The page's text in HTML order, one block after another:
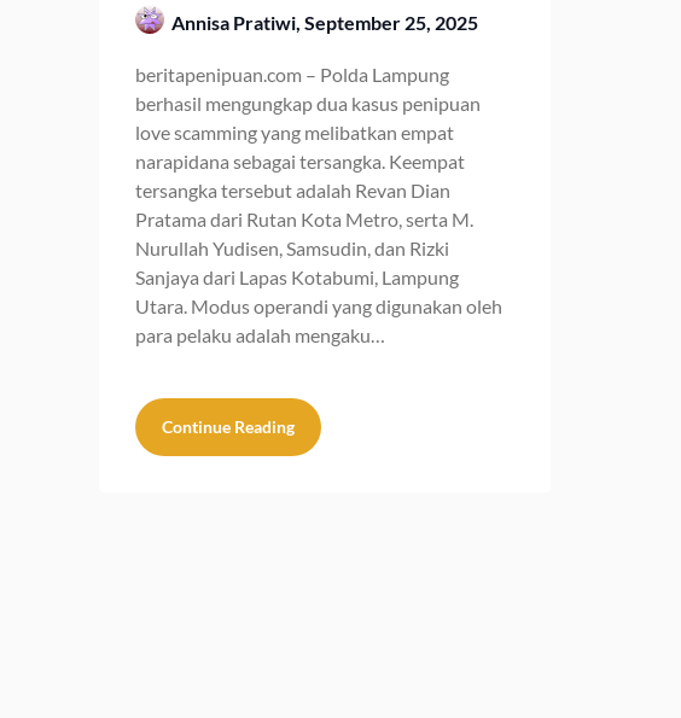
Annisa Pratiwi, September 25, 2025
beritapenipuan.com – Polda Lampung
berhasil mengungkap dua kasus penipuan
love scamming yang melibatkan empat
narapidana sebagai tersangka. Keempat
tersangka tersebut adalah Revan Dian
Pratama dari Rutan Kota Metro, serta M.
Nurullah Yudisen, Samsudin, dan Rizki
Sanjaya dari Lapas Kotabumi, Lampung
Utara. Modus operandi yang digunakan oleh
para pelaku adalah mengaku…
Continue Reading